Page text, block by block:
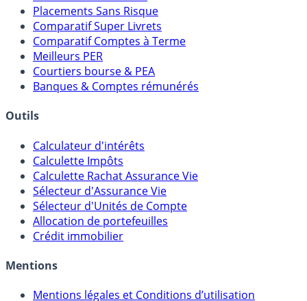
Meilleures Assurances-Vie
Meilleurs Fonds Euros
Placements Sans Risque
Comparatif Super Livrets
Comparatif Comptes à Terme
Meilleurs PER
Banques & Comptes rémunérés
Outils
Calculateur d'intérêts
Calculette Impôts
Calculette Rachat Assurance Vie
Sélecteur d'Assurance Vie
Sélecteur d'Unités de Compte
Crédit immobilier
Mentions